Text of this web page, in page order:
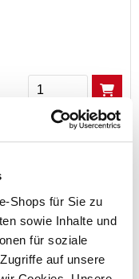
Shops für Sie zu
sowie Inhalte und
für soziale
auf unsere
Menge